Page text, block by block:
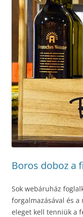
Boros doboz a
Sok webáruház
forgalmazásával és
eleget kell tenniük a